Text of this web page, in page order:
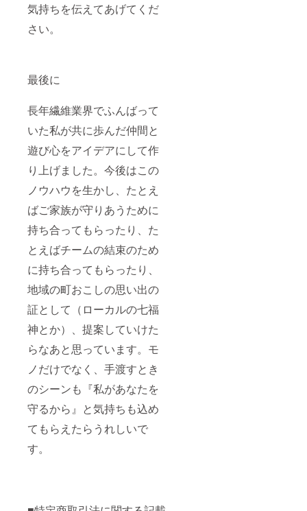
気持ちを伝えてあげてくだ
さい。
最後に
長年繊維業界でふんばって
いた私が共に歩んだ仲間と
遊び心をアイデアにして作
り上げました。今後はこの
ノウハウを生かし、たとえ
ばご家族が守りあうために
持ち合ってもらったり、た
とえばチームの結束のため
に持ち合ってもらったり、
地域の町おこしの思い出の
証として（ローカルの七福
神とか）、提案していけた
らなあと思っています。モ
ノだけでなく、手渡すとき
のシーンも『私があなたを
守るから』と気持ちも込め
てもらえたらうれしいで
す。